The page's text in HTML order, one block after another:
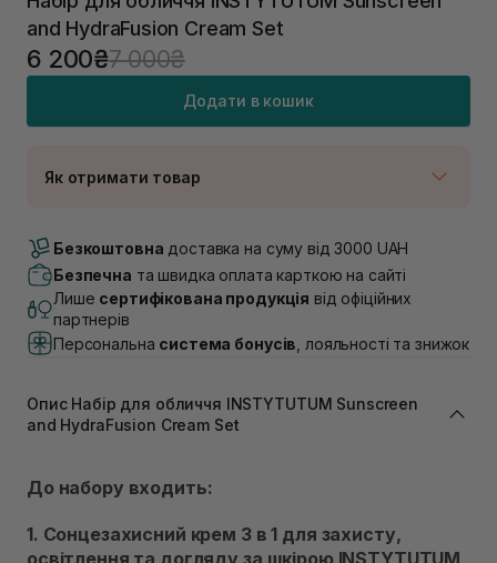
and HydraFusion Cream Set
6 200₴7 000₴
Додати в кошик
Як отримати товар
В наявності
Самовивіз м. Луцьк, вул. Винниченка 4
Немає в наявності!
Самовивіз м. Львів, вул. Академіка Підстригача, 1В
(Duck’s Lake)
Немає в наявності!
Немає в наявності!
Самовивіз м. Львів, вул. Степана Бандери 45
Немає в наявності!
Самовивіз м. Рівне, вул. Кулика і Гудачека 23 (ТЦ
Немає в наявності!
Безкоштовна доставка на суму від 3000 UAH
Безпечна та швидка оплата карткою на сайті
Лише сертифікована продукція від офіційних
партнерів
Персональна система бонусів , лояльності та знижок
Опис Набір для обличчя INSTYTUTUM Sunscreen
and HydraFusion Cream Set
До набору входить:
1. Сонцезахисний крем 3 в 1 для захисту,